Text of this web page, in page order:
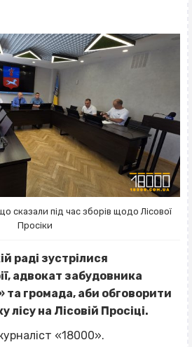
сказали під час зборів щодо Лісової
Просіки
раді зустрілися
адвокат забудовника
та громада, аби обговорити
лісу на Лісовій Просіці.
«18000».